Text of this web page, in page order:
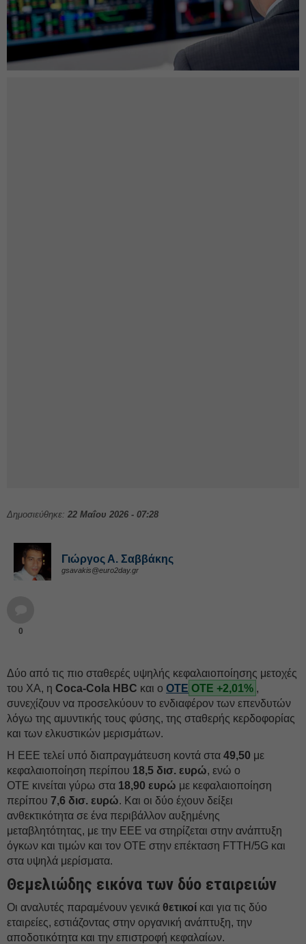
Δημοσιεύθηκε: 22 Μαΐου 2026 - 07:28
Γιώργος Α. Σαββάκης
gsavakis@euro2day.gr
0
Δύο από τις πιο σταθερές υψηλής κεφαλαιοποίησης μετοχές
του ΧΑ, η Coca-Cola HBC και ο ΟΤΕ ΟΤΕ +2,01% ,
συνεχίζουν να προσελκύουν το ενδιαφέρον των επενδυτών
λόγω της αμυντικής τους φύσης, της σταθερής κερδοφορίας
και των ελκυστικών μερισμάτων.
Η ΕΕΕ τελεί υπό διαπραγμάτευση κοντά στα 49,50 με
κεφαλαιοποίηση περίπου 18,5 δισ. ευρώ, ενώ ο
ΟΤE κινείται γύρω στα 18,90 ευρώ με κεφαλαιοποίηση
περίπου 7,6 δισ. ευρώ. Και οι δύο έχουν δείξει
ανθεκτικότητα σε ένα περιβάλλον αυξημένης
μεταβλητότητας, με την ΕΕΕ να στηρίζεται στην ανάπτυξη
όγκων και τιμών και τον ΟΤE στην επέκταση FTTH/5G και
στα υψηλά μερίσματα.
Θεμελιώδης εικόνα των δύο εταιρειών
Οι αναλυτές παραμένουν γενικά θετικοί και για τις δύο
εταιρείες, εστιάζοντας στην οργανική ανάπτυξη, την
αποδοτικότητα και την επιστροφή κεφαλαίων.